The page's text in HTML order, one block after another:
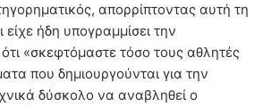
απορρίπτοντας αυτή τη
ήδη υπογραμμίσει την
«σκεφτόμαστε τόσο τους αθλητές
που δημιουργούνται για την
δύσκολο να αναβληθεί ο